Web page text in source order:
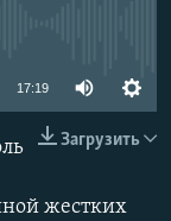
17:19
Загрузить
жестких